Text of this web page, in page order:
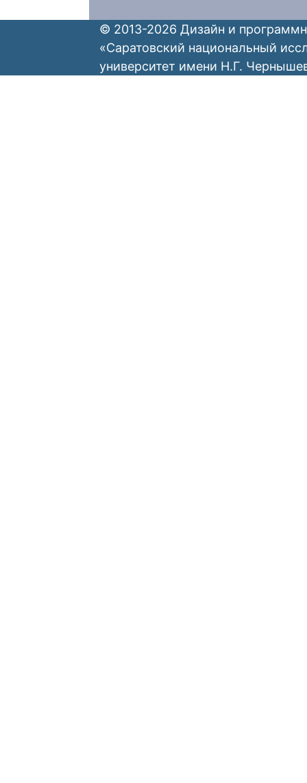
© 2013-2026 Дизайн и
«Саратовский национальный
университет имени Н.Г.